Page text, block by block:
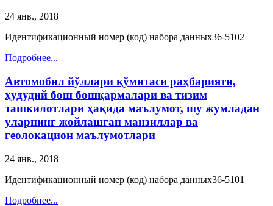
24 янв., 2018
Идентификационный номер (код) набора данных36-5102
Подробнее...
Автомобил йўллари қўмитаси раҳбарияти,
ҳудудий бош бошқармалари ва тизим
ташкилотлари ҳақида маълумот, шу жумладан
уларнинг жойлашган манзиллар ва
геолокацион маълумотлари
24 янв., 2018
Идентификационный номер (код) набора данных36-5101
Подробнее...